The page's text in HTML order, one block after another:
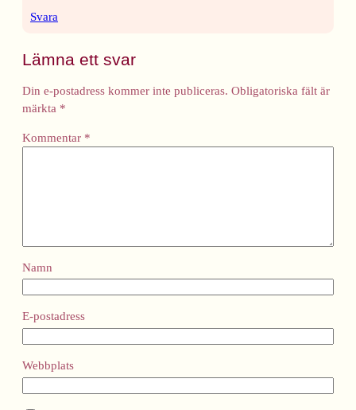
Svara
Lämna ett svar
Din e-postadress kommer inte publiceras. Obligatoriska fält är
märkta *
Kommentar *
Namn
E-postadress
Webbplats